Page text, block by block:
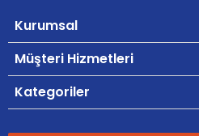
Kurumsal
Müşteri Hizmetleri
Kategoriler